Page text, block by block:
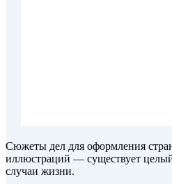
Сюжеты дел для оформления
иллюстраций — существует
случаи жизни.